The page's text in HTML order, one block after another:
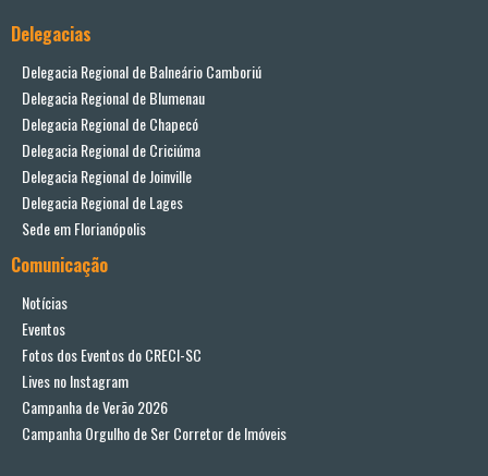
Delegacias
Delegacia Regional de Balneário Camboriú
Delegacia Regional de Blumenau
Delegacia Regional de Chapecó
Delegacia Regional de Criciúma
Delegacia Regional de Joinville
Delegacia Regional de Lages
Sede em Florianópolis
Comunicação
Notícias
Eventos
Fotos dos Eventos do CRECI-SC
Lives no Instagram
Campanha de Verão 2026
Campanha Orgulho de Ser Corretor de Imóveis